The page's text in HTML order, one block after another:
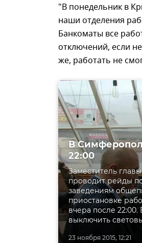
"В понедельник в
наши отделения
Банкоматы все
отключений, если
же, работать не
23 ноября 2015, 12:21
В
22:00
Заместитель
проводит рейды
заведениям
приостановке
вчера после
выключить